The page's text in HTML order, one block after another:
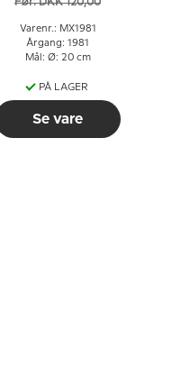
Varenr.: MX1981
Årgang: 1981
Mål: Ø: 20 cm
PÅ LAGER
Se vare